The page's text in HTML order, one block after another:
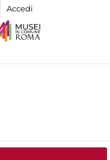
Accedi